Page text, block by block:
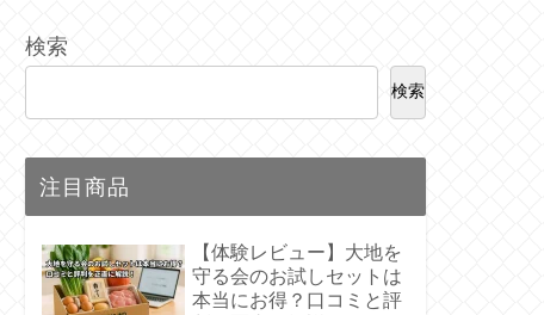
検索
検索
注目商品
【体験レビュー】大地を
守る会のお試しセットは
本当にお得？口コミと評